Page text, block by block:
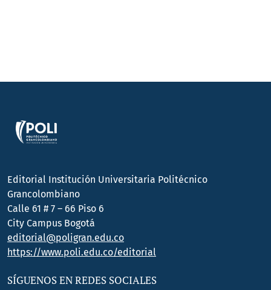
Editorial Institución Universitaria Politécnico
Grancolombiano
Calle 61 # 7 – 66 Piso 6
City Campus Bogotá
editorial@poligran.edu.co
https://www.poli.edu.co/editorial
SÍGUENOS EN REDES SOCIALES